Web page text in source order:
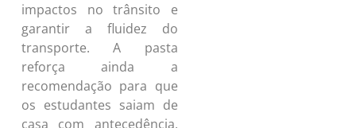
impactos no trânsito e
garantir a fluidez do
transporte. A pasta
reforça ainda a
recomendação para que
os estudantes saiam de
casa com antecedência,